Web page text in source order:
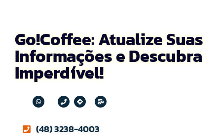
Go!Coffee: Atualize Suas
Informações e Descubra
Imperdível!
(48) 3238-4003